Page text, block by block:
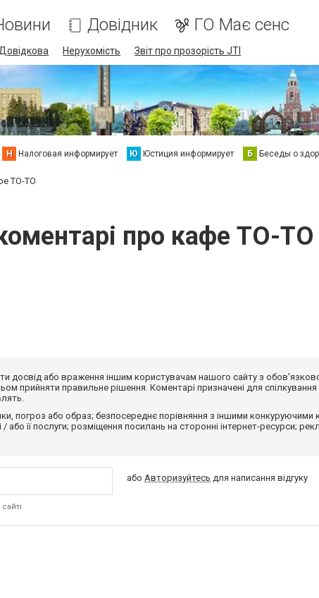
Довідник ГО Має сенс
Довідкова Нерухомість Звіт про прозорість JTI
Н Налоговая информирует Ю Юстиция информирует Б Беседы о
ТО-ТО
про кафе ТО-
досвід або враження іншим користувачам нашого сайту з
прийняти правильне рішення. Коментарі призначені для спілкування
погроз або образ; безпосереднє порівняння з іншими конкуруючими
або її послуги; розміщення посилань на сторонні інтернет-ресурси;
абоАвторизуйтесь для написання відгуку